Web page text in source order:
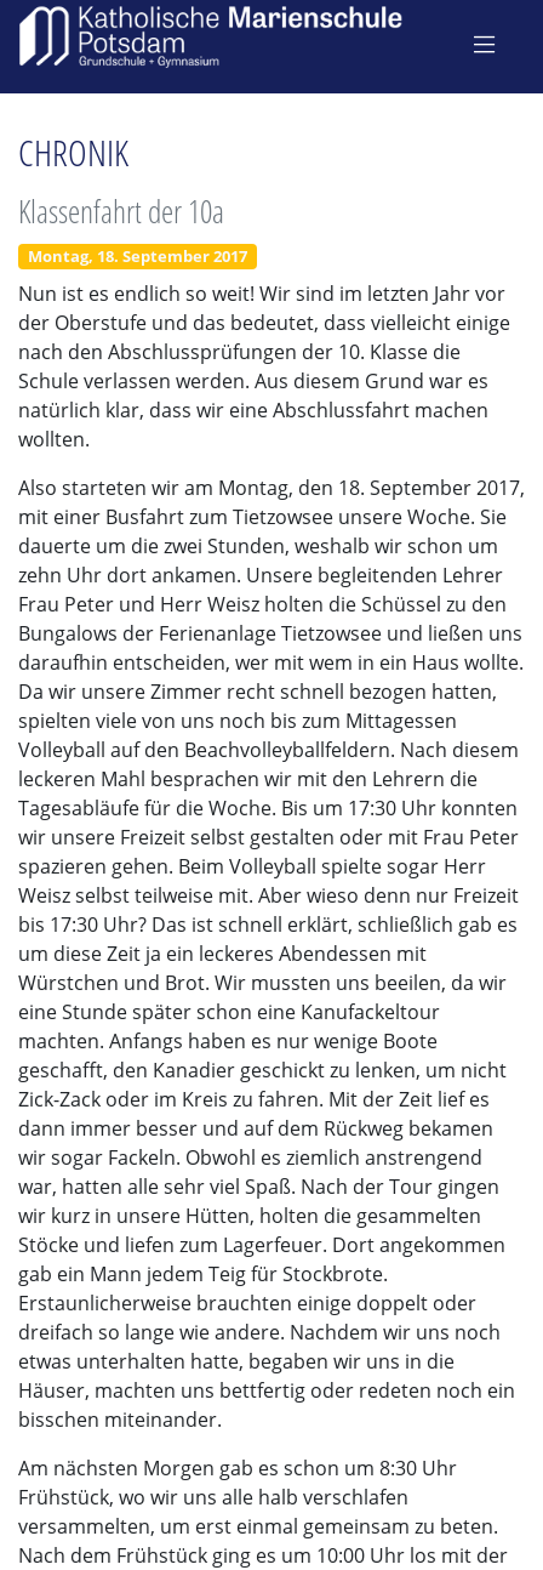
CHRONIK
Klassenfahrt der 10a
Montag, 18. September 2017
Nun ist es endlich so weit! Wir sind im letzten Jahr vor
der Oberstufe und das bedeutet, dass vielleicht einige
nach den Abschlussprüfungen der 10. Klasse die
Schule verlassen werden. Aus diesem Grund war es
natürlich klar, dass wir eine Abschlussfahrt machen
wollten.
Also starteten wir am Montag, den 18. September 2017,
mit einer Busfahrt zum Tietzowsee unsere Woche. Sie
dauerte um die zwei Stunden, weshalb wir schon um
zehn Uhr dort ankamen. Unsere begleitenden Lehrer
Frau Peter und Herr Weisz holten die Schüssel zu den
Bungalows der Ferienanlage Tietzowsee und ließen uns
daraufhin entscheiden, wer mit wem in ein Haus wollte.
Da wir unsere Zimmer recht schnell bezogen hatten,
spielten viele von uns noch bis zum Mittagessen
Volleyball auf den Beachvolleyballfeldern. Nach diesem
leckeren Mahl besprachen wir mit den Lehrern die
Tagesabläufe für die Woche. Bis um 17:30 Uhr konnten
wir unsere Freizeit selbst gestalten oder mit Frau Peter
spazieren gehen. Beim Volleyball spielte sogar Herr
Weisz selbst teilweise mit. Aber wieso denn nur Freizeit
bis 17:30 Uhr? Das ist schnell erklärt, schließlich gab es
um diese Zeit ja ein leckeres Abendessen mit
Würstchen und Brot. Wir mussten uns beeilen, da wir
eine Stunde später schon eine Kanufackeltour
machten. Anfangs haben es nur wenige Boote
geschafft, den Kanadier geschickt zu lenken, um nicht
Zick-Zack oder im Kreis zu fahren. Mit der Zeit lief es
dann immer besser und auf dem Rückweg bekamen
wir sogar Fackeln. Obwohl es ziemlich anstrengend
war, hatten alle sehr viel Spaß. Nach der Tour gingen
wir kurz in unsere Hütten, holten die gesammelten
Stöcke und liefen zum Lagerfeuer. Dort angekommen
gab ein Mann jedem Teig für Stockbrote.
Erstaunlicherweise brauchten einige doppelt oder
dreifach so lange wie andere. Nachdem wir uns noch
etwas unterhalten hatte, begaben wir uns in die
Häuser, machten uns bettfertig oder redeten noch ein
bisschen miteinander.
Am nächsten Morgen gab es schon um 8:30 Uhr
Frühstück, wo wir uns alle halb verschlafen
versammelten, um erst einmal gemeinsam zu beten.
Nach dem Frühstück ging es um 10:00 Uhr los mit der